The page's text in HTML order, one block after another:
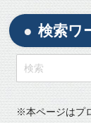
検索ワ
※本ページはプ